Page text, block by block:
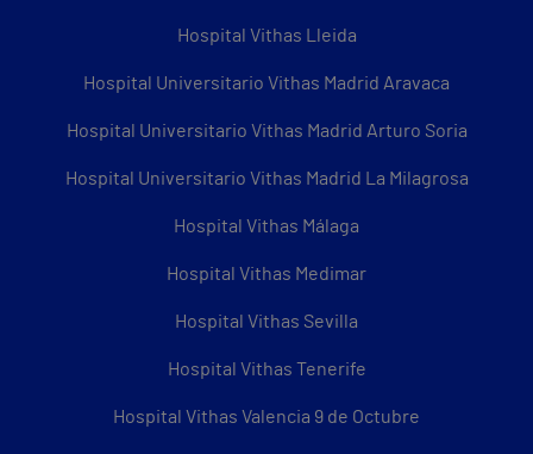
Hospital Vithas Lleida
Hospital Universitario Vithas Madrid Aravaca
Hospital Universitario Vithas Madrid Arturo Soria
Hospital Universitario Vithas Madrid La Milagrosa
Hospital Vithas Málaga
Hospital Vithas Medimar
Hospital Vithas Sevilla
Hospital Vithas Tenerife
Hospital Vithas Valencia 9 de Octubre